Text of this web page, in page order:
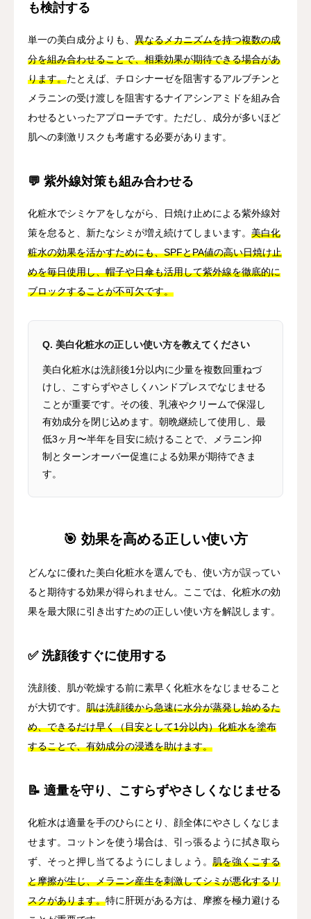
も検討する
単一の美白成分よりも、 異なるメカニズムを持つ複数の成
分を組み合わせることで、相乗効果が期待できる場合があ
ります。たとえば、チロシナーゼを阻害するアルブチンと
メラニンの受け渡しを阻害するナイアシンアミドを組み合
わせるといったアプローチです。ただし、成分が多いほど
肌への刺激リスクも考慮する必要があります。
💬 紫外線対策も組み合わせる
化粧水でシミケアをしながら、日焼け止めによる紫外線対
策を怠ると、新たなシミが増え続けてしまいます。 美白化
粧水の効果を活かすためにも、SPFとPA値の高い日焼け止
めを毎日使用し、帽子や日傘も活用して紫外線を徹底的に
ブロックすることが不可欠です。
Q. 美白化粧水の正しい使い方を教えてください
美白化粧水は洗顔後1分以内に少量を複数回重ねづ
けし、こすらずやさしくハンドプレスでなじませる
ことが重要です。その後、乳液やクリームで保湿し
有効成分を閉じ込めます。朝晩継続して使用し、最
低3ヶ月〜半年を目安に続けることで、メラニン抑
制とターンオーバー促進による効果が期待できま
す。
🎯 効果を高める正しい使い方
どんなに優れた美白化粧水を選んでも、使い方が誤ってい
ると期待する効果が得られません。ここでは、化粧水の効
果を最大限に引き出すための正しい使い方を解説します。
✅ 洗顔後すぐに使用する
洗顔後、肌が乾燥する前に素早く化粧水をなじませること
が大切です。 肌は洗顔後から急速に水分が蒸発し始めるた
め、できるだけ早く（目安として1分以内）化粧水を塗布
することで、有効成分の浸透を助けます。
📝 適量を守り、こすらずやさしくなじませる
化粧水は適量を手のひらにとり、顔全体にやさしくなじま
せます。コットンを使う場合は、引っ張るように拭き取ら
ず、そっと押し当てるようにしましょう。 肌を強くこする
と摩擦が生じ、メラニン産生を刺激してシミが悪化するリ
スクがあります。特に肝斑がある方は、摩擦を極力避ける